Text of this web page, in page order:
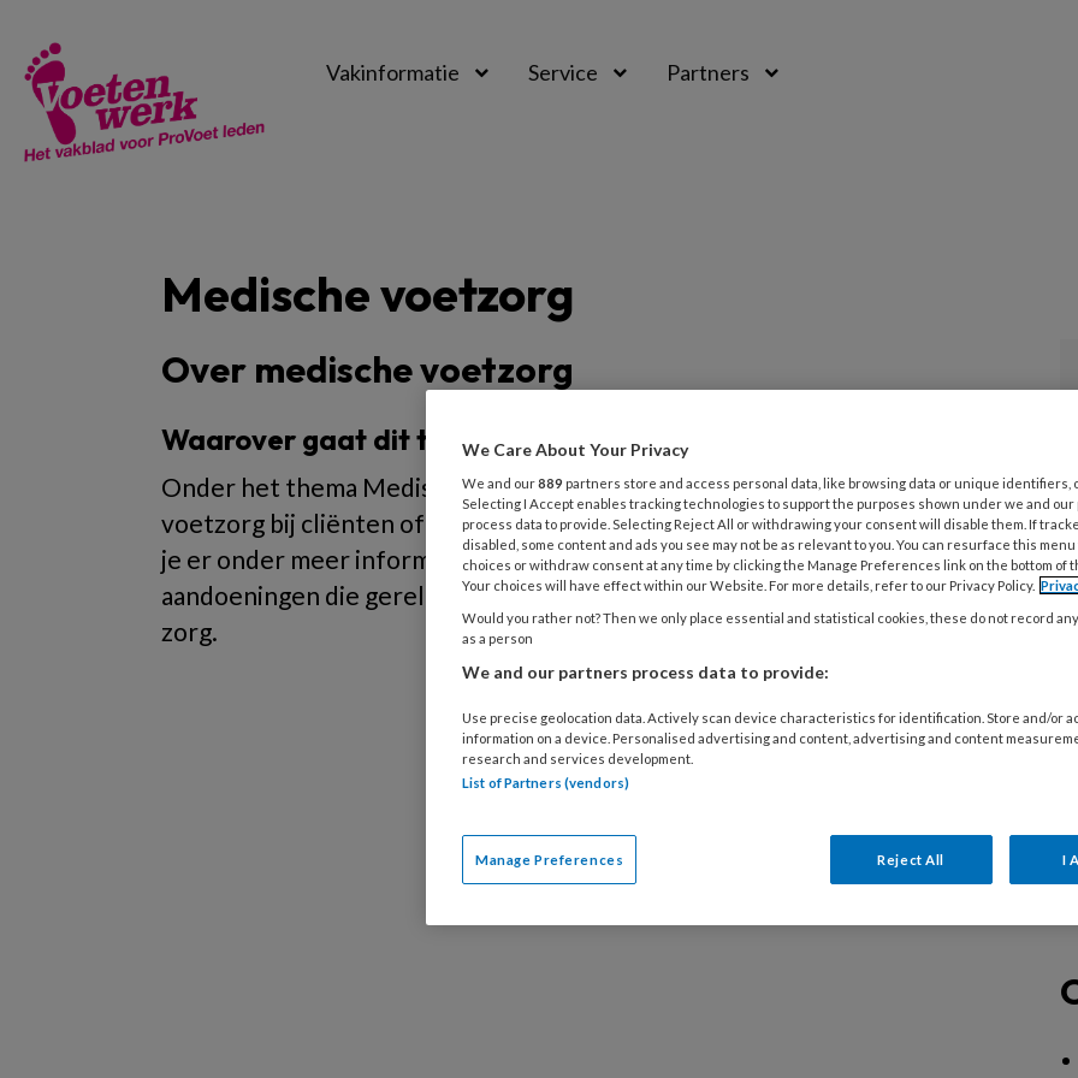
Vakinformatie Service Partners
Medische voetzorg
Over medische voetzorg
Waarover gaat dit thema?
Onder het thema Medische voetzorg vind je artikelen en berichten over
voetzorg bij cliënten of patiënten bij wie sprake is van risicovoeten. Zo vind
je er onder meer informatie over diverse specialistische technieken, over
aandoeningen die gerelateerd zijn aan risicovoeten of samenwerking in de
zorg.
We Care About Your Privacy
We and our889 partners store and access personal data, like browsing data or unique identifiers,
Selecting I Accept enables tracking technologies to support the purposes shown under we and
process data to provide. Selecting Reject All or withdrawing your consent will disable them. If
disabled, some content and ads you see may not be as relevant to you. You can resurface this
choices or withdraw consent at any time by clicking the Manage Preferences link on the bottom of
Your choices will have effect within our Website. For more details, refer to our Privacy Policy.
Would you rather not? Then we only place essential and statistical cookies, these do not record
as a person
We and our partners process data to provide:
Use precise geolocation data. Actively scan device characteristics for identification. Store and/or
information on a device. Personalised advertising and content, advertising and content
research and services development.
List of Partners (vendors)
Manage Preferences Reject All I